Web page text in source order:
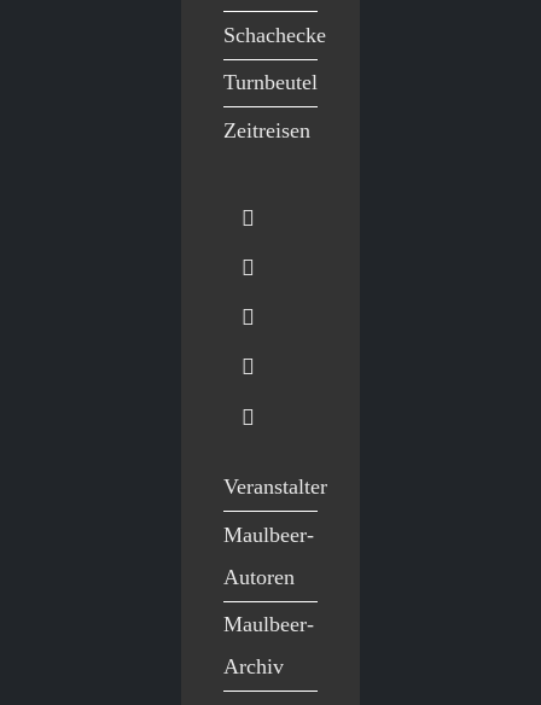
Schachecke
Turnbeutel
Zeitreisen
Veranstalter
Maulbeer-
Autoren
Maulbeer-
Archiv